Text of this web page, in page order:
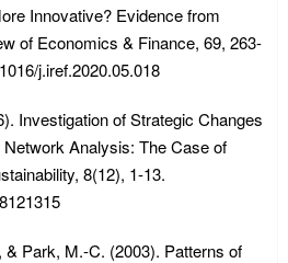
Innovative? Evidence from
of Economics & Finance, 69, 263-
j.iref.2020.05.018
Investigation of Strategic Changes
Analysis: The Case of
8(12), 1-13.
& Park, M.-C. (2003). Patterns of